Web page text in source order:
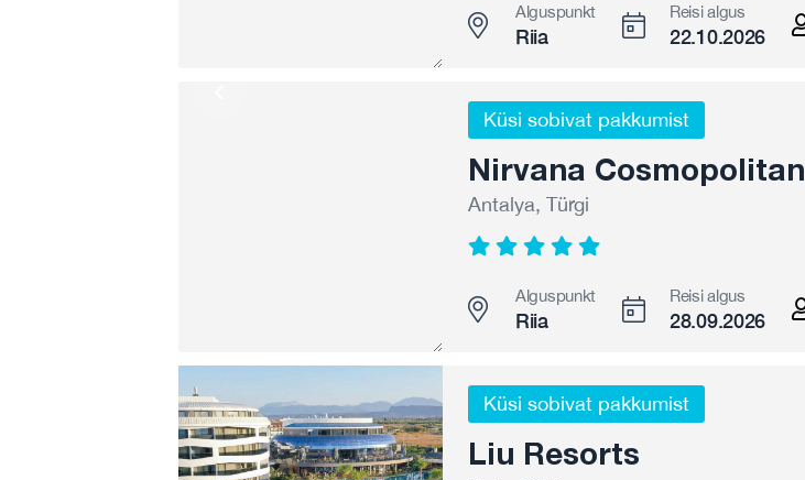
Alguspunkt
Riia
Reisi algus
22.10.2026
Küsi sobivat pakkumist
Nirvana Cosmopolitan
Antalya, Türgi
Alguspunkt
Riia
Reisi algus
28.09.2026
Küsi sobivat pakkumist
Liu Resorts